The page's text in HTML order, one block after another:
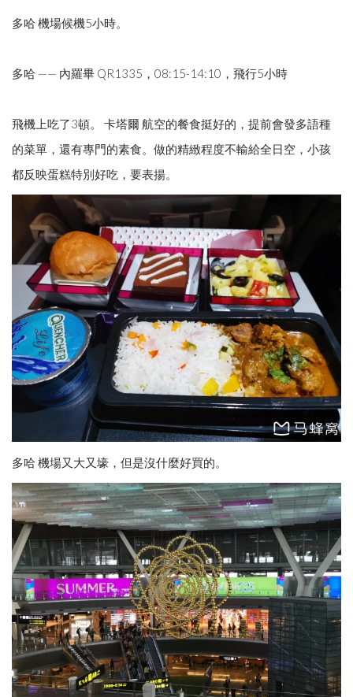
多哈 機場候機5小時。
多哈 —— 內羅畢 QR1335，08:15-14:10，飛行5小時
飛機上吃了3頓。 卡塔爾 航空的餐食挺好的，提前會發多語種
的菜單，還有專門的素食。做的精緻程度不輸給全日空，小孩
都反映蛋糕特別好吃，要表揚。
多哈 機場又大又壕，但是沒什麼好買的。